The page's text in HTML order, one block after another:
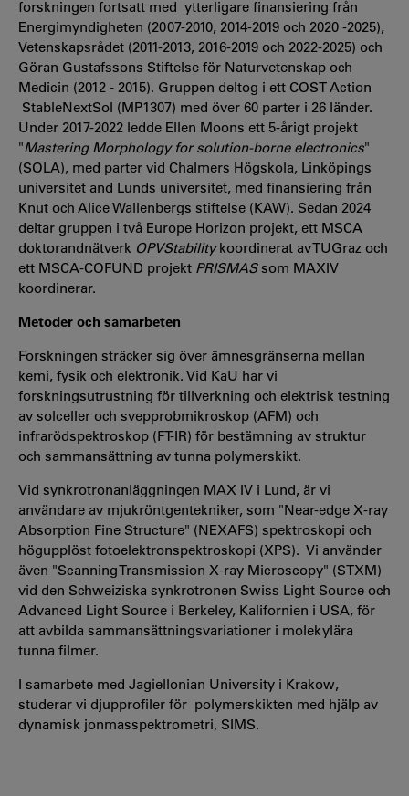
forskningen fortsatt med ytterligare finansiering från
Energimyndigheten (2007-2010, 2014-2019 och 2020 -2025),
Vetenskapsrådet (2011-2013, 2016-2019 och 2022-2025) och
Göran Gustafssons Stiftelse för Naturvetenskap och
Medicin (2012 - 2015). Gruppen deltog i ett COST Action
StableNextSol (MP1307) med över 60 parter i 26 länder.
Under 2017-2022 ledde Ellen Moons ett 5-årigt projekt
"Mastering Morphology for solution-borne electronics"
(SOLA), med parter vid Chalmers Högskola, Linköpings
universitet and Lunds universitet, med finansiering från
Knut och Alice Wallenbergs stiftelse (KAW). Sedan 2024
deltar gruppen i två Europe Horizon projekt, ett MSCA
doktorandnätverk OPVStabilitykoordinerat av TUGraz och
ett MSCA-COFUND projekt PRISMASsom MAXIV
koordinerar.
Metoder och samarbeten
Forskningen sträcker sig över ämnesgränserna mellan
kemi, fysik och elektronik. Vid KaU har vi
forskningsutrustning för tillverkning och elektrisk testning
av solceller och svepprobmikroskop (AFM) och
infrarödspektroskop (FT-IR) för bestämning av struktur
och sammansättning av tunna polymerskikt.
Vid synkrotronanläggningen MAX IV i Lund, är vi
användare av mjukröntgentekniker, som "Near-edge X-ray
Absorption Fine Structure" (NEXAFS) spektroskopi och
högupplöst fotoelektronspektroskopi (XPS). Vi använder
även "Scanning Transmission X-ray Microscopy" (STXM)
vid den Schweiziska synkrotronen Swiss Light Source och
Advanced Light Source i Berkeley, Kalifornien i USA, för
att avbilda sammansättningsvariationer i molekylära
tunna filmer.
I samarbete med Jagiellonian University i Krakow,
studerar vi djupprofiler för polymerskikten med hjälp av
dynamisk jonmasspektrometri, SIMS.